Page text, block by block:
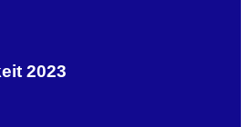
2023